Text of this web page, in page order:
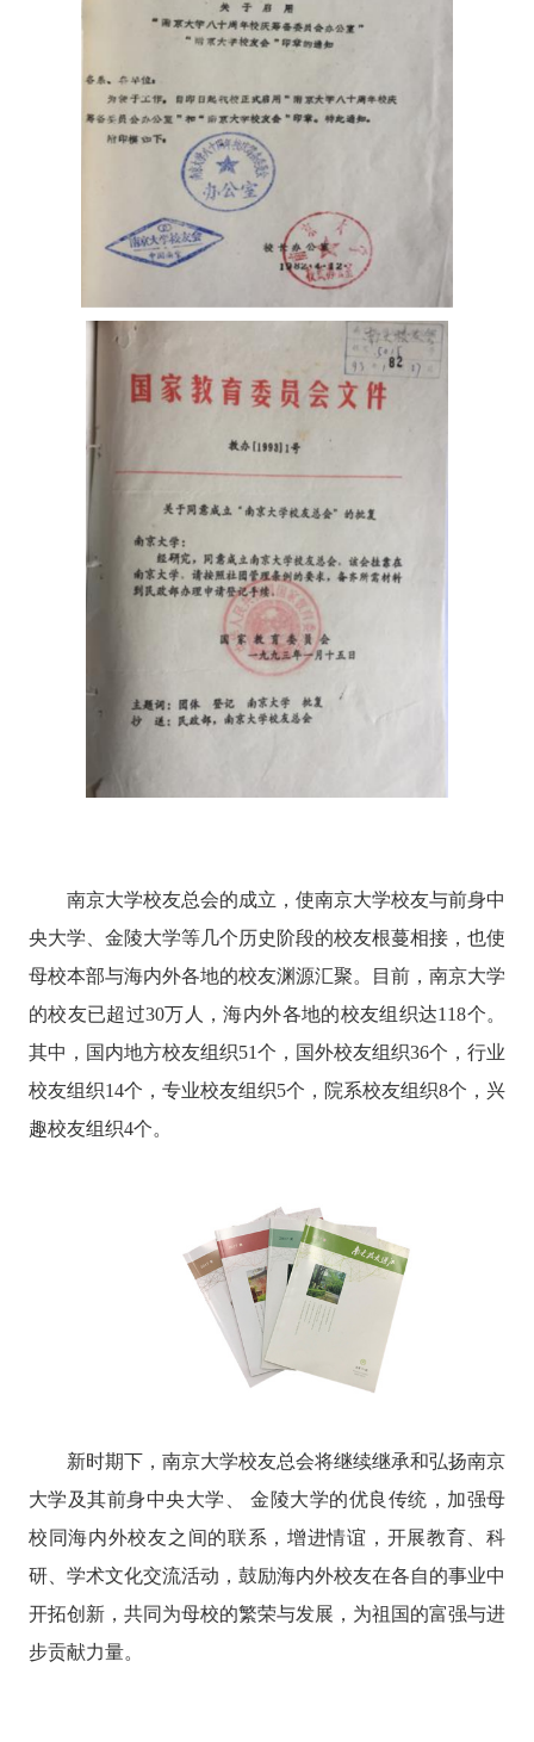
南京大学校友总会的成立，使南京大学校友与前身中
央大学、金陵大学等几个历史阶段的校友根蔓相接，也使
母校本部与海内外各地的校友渊源汇聚。目前，南京大学
的校友已超过30万人，海内外各地的校友组织达118个。
其中，国内地方校友组织51个，国外校友组织36个，行业
校友组织14个，专业校友组织5个，院系校友组织8个，兴
趣校友组织4个。
新时期下，南京大学校友总会将继续继承和弘扬南京
大学及其前身中央大学、
金陵大学的优良传统，加强母
校同海内外校友之间的联系，增进情谊，开展教育、科
研、学术文化交流活动，鼓励海内外校友在各自的事业中
开拓创新，共同为母校的繁荣与发展，为祖国的富强与进
步贡献力量。